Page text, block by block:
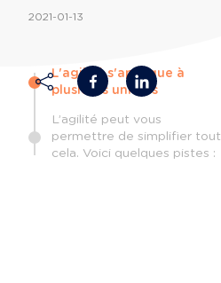
2021-01-13
L'agilité s'applique à
plusieurs univers
L’agilité peut vous
permettre de simplifier tout
cela. Voici quelques pistes :